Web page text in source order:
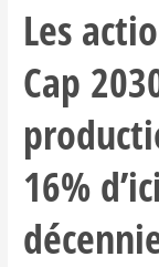
Les
Cap
16%
de
prévention
de
2030
pour
réduire
production